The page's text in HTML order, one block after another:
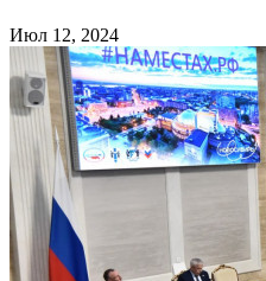
Июл 12, 2024